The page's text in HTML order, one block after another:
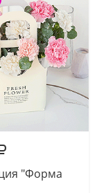
"Форма